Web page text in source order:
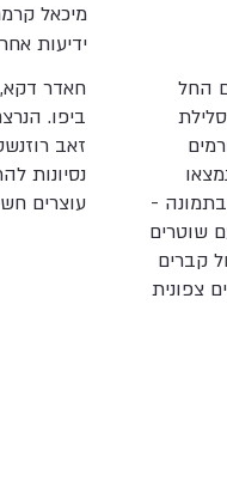
החל
בתמונה -
שוטרים
קברים
רגבים צפונית
מיכאל
ידיעות
ביפו.
זאב
נסיונות
עוצרים